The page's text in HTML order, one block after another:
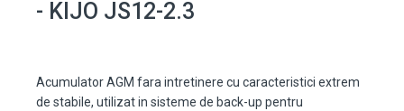
- KIJO JS12-2.3
Acumulator AGM fara intretinere cu caracteristici extrem
de stabile, utilizat in sisteme de back-up pentru